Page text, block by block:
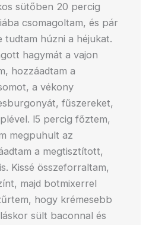
sütőben 20 percig
csomagoltam, és pár
húzni a héjukat.
hagymát a vajon
hozzáadtam a
a vékony
fűszereket,
l5 percig főztem,
megpuhult az
a megtisztított,
Kissé összeforraltam,
majd botmixerrel
hogy krémesebb
sült baconnal és